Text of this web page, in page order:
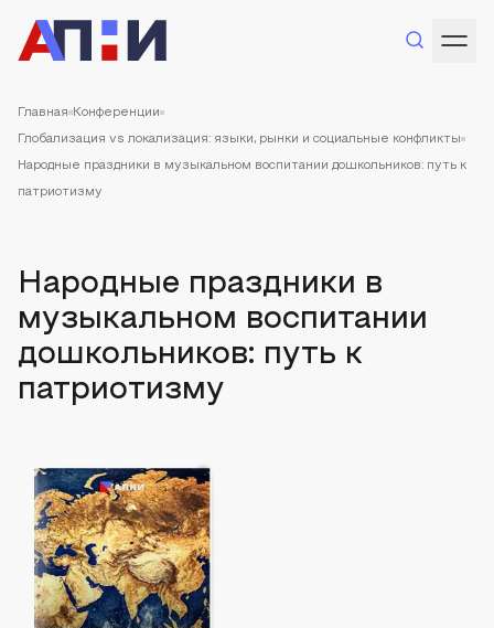
Главная Конференции
Глобализация vs локализация: языки, рынки и социальные конфликты
Народные праздники в музыкальном воспитании дошкольников: путь к
патриотизму
Народные праздники в
музыкальном воспитании
дошкольников: путь к
патриотизму